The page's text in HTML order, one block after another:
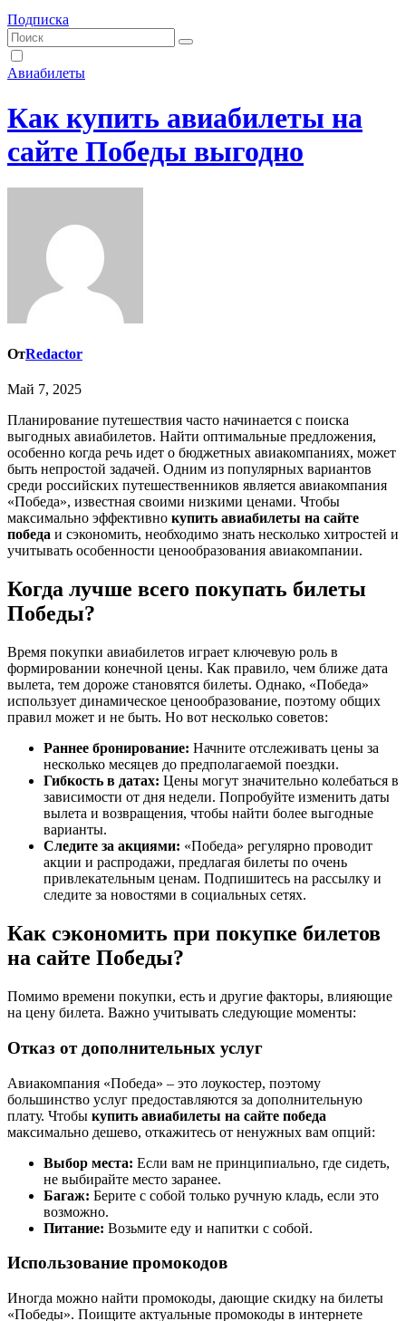
Подписка
Авиабилеты
Как купить авиабилеты на
сайте Победы выгодно
ОтRedactor
Май 7, 2025
Планирование путешествия часто начинается с поиска
выгодных авиабилетов. Найти оптимальные предложения,
особенно когда речь идет о бюджетных авиакомпаниях, может
быть непростой задачей. Одним из популярных вариантов
среди российских путешественников является авиакомпания
«Победа», известная своими низкими ценами. Чтобы
максимально эффективно купить авиабилеты на сайте
победа и сэкономить, необходимо знать несколько хитростей и
учитывать особенности ценообразования авиакомпании.
Когда лучше всего покупать билеты
Победы?
Время покупки авиабилетов играет ключевую роль в
формировании конечной цены. Как правило, чем ближе дата
вылета, тем дороже становятся билеты. Однако, «Победа»
использует динамическое ценообразование, поэтому общих
правил может и не быть. Но вот несколько советов:
Раннее бронирование: Начните отслеживать цены за
несколько месяцев до предполагаемой поездки.
Гибкость в датах: Цены могут значительно колебаться в
зависимости от дня недели. Попробуйте изменить даты
вылета и возвращения, чтобы найти более выгодные
варианты.
Следите за акциями: «Победа» регулярно проводит
акции и распродажи, предлагая билеты по очень
привлекательным ценам. Подпишитесь на рассылку и
следите за новостями в социальных сетях.
Как сэкономить при покупке билетов
на сайте Победы?
Помимо времени покупки, есть и другие факторы, влияющие
на цену билета. Важно учитывать следующие моменты:
Отказ от дополнительных услуг
Авиакомпания «Победа» – это лоукостер, поэтому
большинство услуг предоставляются за дополнительную
плату. Чтобы купить авиабилеты на сайте победа
максимально дешево, откажитесь от ненужных вам опций:
Выбор места: Если вам не принципиально, где сидеть,
не выбирайте место заранее.
Багаж: Берите с собой только ручную кладь, если это
возможно.
Питание: Возьмите еду и напитки с собой.
Использование промокодов
Иногда можно найти промокоды, дающие скидку на билеты
«Победы». Поищите актуальные промокоды в интернете